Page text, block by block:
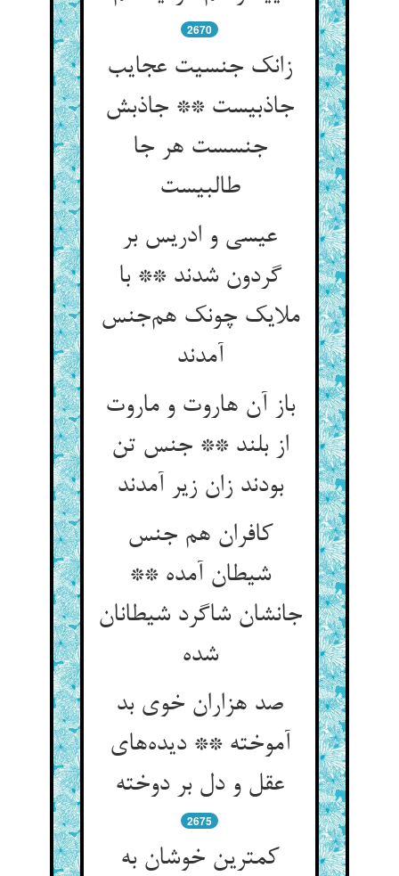
2670
زانک جنسیت عجایب
جاذبیست ** جاذبش
جنسست هر جا
طالبیست
عیسی و ادریس بر
گردون شدند ** با
ملایک چونک هم‌جنس
آمدند
باز آن هاروت و ماروت
از بلند ** جنس تن
بودند زان زیر آمدند
کافران هم جنس
شیطان آمده **
جانشان شاگرد شیطانان
شده
صد هزاران خوی بد
آموخته ** دیده‌های
عقل و دل بر دوخته
2675
کمترین خوشان به